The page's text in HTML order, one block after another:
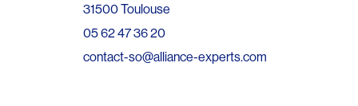
31500 Toulouse
05 62 47 36 20
contact-so@alliance-experts.com